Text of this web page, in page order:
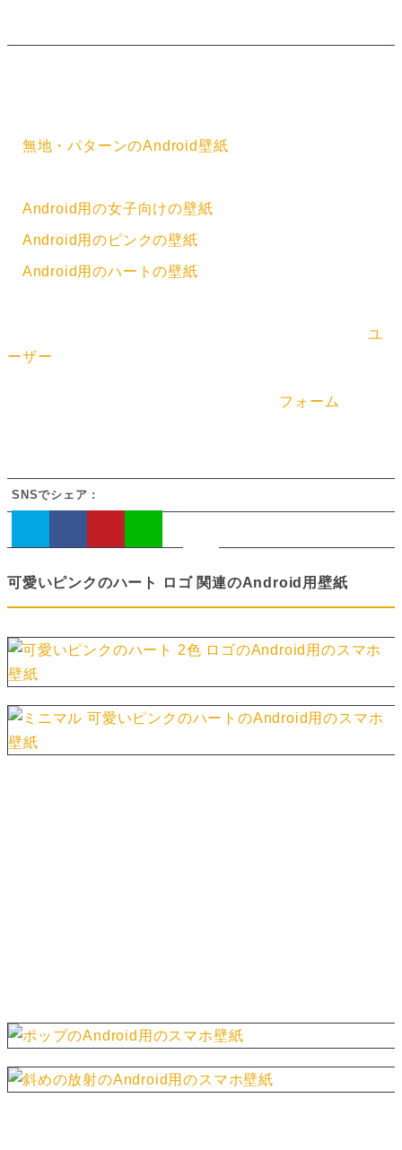
無地・パターンのAndroid壁紙
Android用の女子向けの壁紙
Android用のピンクの壁紙
Android用のハートの壁紙
「可愛いピンクのハート ロゴ」のAndroid用の壁紙はユ
ーザー
フォーム
SNSでシェア :
可愛いピンクのハート ロゴ 関連のAndroid用壁紙